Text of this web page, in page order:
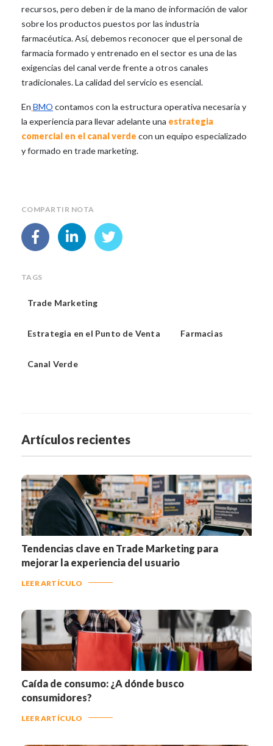
recursos, pero deben ir de la mano de información de valor
sobre los productos puestos por las industria
farmacéutica. Así, debemos reconocer que el personal de
farmacia formado y entrenado en el sector es una de las
exigencias del canal verde frente a otros canales
tradicionales. La calidad del servicio es esencial.
En BMO contamos con la estructura operativa necesaria y
la experiencia para llevar adelante una estrategia
comercial en el canal verde con un equipo especializado
y formado en trade marketing.
COMPARTIR NOTA
TAGS
Trade Marketing
Estrategia en el Punto de Venta Farmacias
Canal Verde
Artículos recientes
Tendencias clave en Trade Marketing para
mejorar la experiencia del usuario
LEER ARTÍCULO
Caída de consumo: ¿A dónde busco
consumidores?
LEER ARTÍCULO